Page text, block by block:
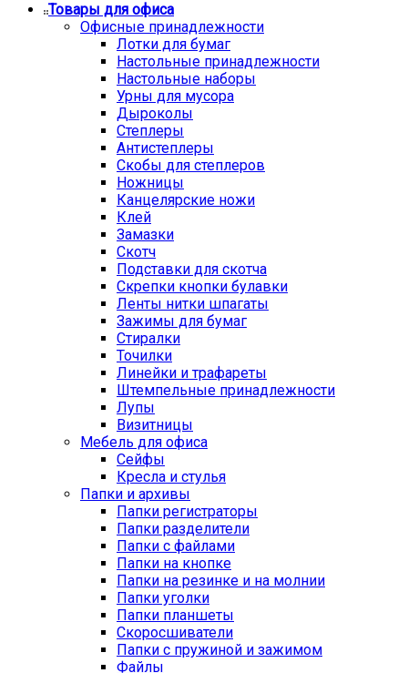
Товары для офиса
Офисные принадлежности
Лотки для бумаг
Настольные принадлежности
Настольные наборы
Урны для мусора
Дыроколы
Степлеры
Антистеплеры
Скобы для степлеров
Ножницы
Канцелярские ножи
Клей
Замазки
Скотч
Подставки для скотча
Скрепки кнопки булавки
Ленты нитки шпагаты
Зажимы для бумаг
Стиралки
Точилки
Линейки и трафареты
Штемпельные принадлежности
Лупы
Визитницы
Мебель для офиса
Сейфы
Кресла и стулья
Папки и архивы
Папки регистраторы
Папки разделители
Папки с файлами
Папки на кнопке
Папки на резинке и на молнии
Папки уголки
Папки планшеты
Скоросшиватели
Папки с пружиной и зажимом
Файлы